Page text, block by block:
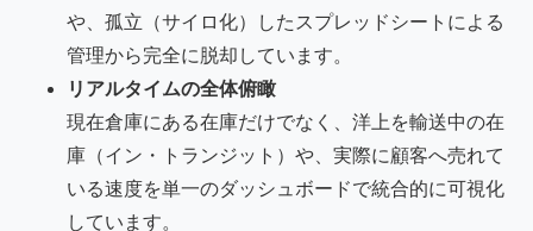
や、孤立（サイロ化）したスプレッドシートによる
管理から完全に脱却しています。
リアルタイムの全体俯瞰
現在倉庫にある在庫だけでなく、洋上を輸送中の在
庫（イン・トランジット）や、実際に顧客へ売れて
いる速度を単一のダッシュボードで統合的に可視化
しています。